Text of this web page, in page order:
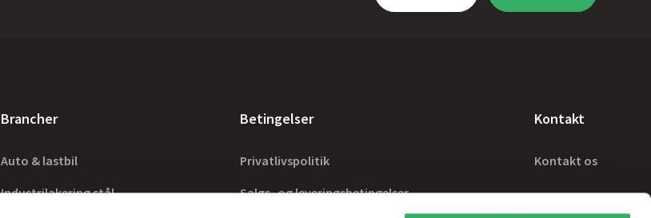
Brancher
Auto & lastbil
Industrilakering stål
Betingelser
Privatlivspolitik
Salgs- og leveringsbetingelser
Kontakt
Kontakt os